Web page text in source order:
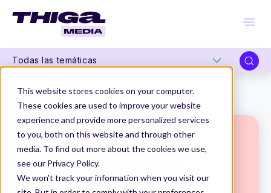
This website stores cookies on your computer.
These cookies are used to improve your website
experience and provide more personalized services
to you, both on this website and through other
media. To find out more about the cookies we use,
see our Privacy Policy.
We won't track your information when you visit our
Todas las temáticas
Thiga Media
Product Trends